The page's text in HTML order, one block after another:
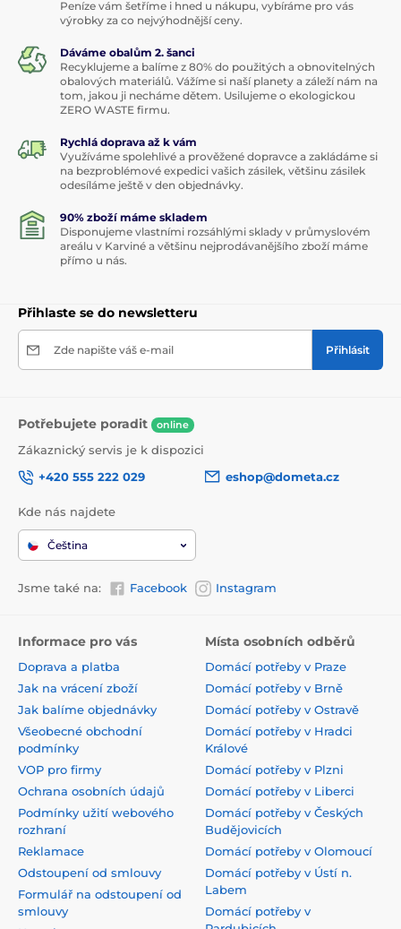
Peníze vám šetříme i hned u nákupu, vybíráme pro vás
výrobky za co nejvýhodnější ceny.
Dáváme obalům 2. šanci
Recyklujeme a balíme z 80% do použitých a obnovitelných
obalových materiálů. Vážíme si naší planety a záleží nám na
tom, jakou ji necháme dětem. Usilujeme o ekologickou
ZERO WASTE firmu.
Rychlá doprava až k vám
Využíváme spolehlivé a prověžené dopravce a zakládáme si
na bezproblémové expedici vašich zásilek, většinu zásilek
odesíláme ještě v den objednávky.
90% zboží máme skladem
Disponujeme vlastními rozsáhlými sklady v průmyslovém
areálu v Karviné a většinu nejprodávanějšího zboží máme
přímo u nás.
Přihlaste se do newsletteru
Zde napište váš e-mail Přihlásit
Potřebujete poradit online
Zákaznický servis je k dispozici
+420 555 222 029
eshop@dometa.cz
Kde nás najdete
Čeština
Jsme také na: Facebook Instagram
Informace pro vás
Doprava a platba
Jak na vrácení zboží
Jak balíme objednávky
Všeobecné obchodní
podmínky
VOP pro firmy
Ochrana osobních údajů
Podmínky užití webového
rozhraní
Reklamace
Odstoupení od smlouvy
Formulář na odstoupení od
smlouvy
Místa osobních odběrů
Domácí potřeby v Praze
Domácí potřeby v Brně
Domácí potřeby v Ostravě
Domácí potřeby v Hradci
Králové
Domácí potřeby v Plzni
Domácí potřeby v Liberci
Domácí potřeby v Českých
Budějovicích
Domácí potřeby v Olomoucí
Domácí potřeby v Ústí n.
Labem
Domácí potřeby v